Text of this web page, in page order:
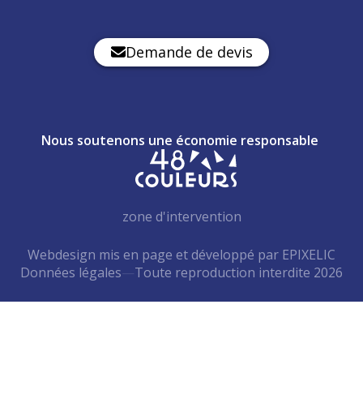
Demande de devis
Nous soutenons une économie responsable
zone d'intervention
Webdesign mis en page et développé par EPIXELIC
—
Données légales—Toute reproduction interdite 2026